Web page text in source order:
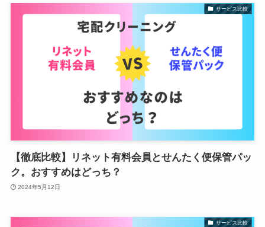
サービス比較
【徹底比較】リネット有料会員とせんたく便保管パッ
ク。おすすめはどっち？
2024年5月12日
サービス比較